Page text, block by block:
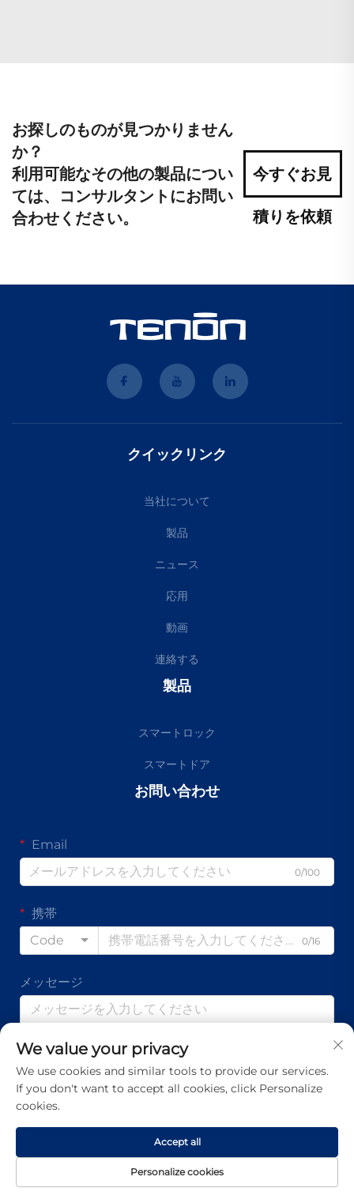
お探しのものが見つかりません
か？
利用可能なその他の製品につい
ては、コンサルタントにお問い
合わせください。
今すぐお見
積りを依頼
クイックリンク
当社について
製品
ニュース
応用
動画
連絡する
製品
スマートロック
スマートドア
お問い合わせ
Email
0/100
携帯
Code
0/16
メッセージ
著作権 © 広東アプテンオン科学技術有限公司 すべての権利予約 -
プライバシーポリシー
- ブログ
We value your privacy
We use cookies and similar tools to provide our services.
If you don't want to accept all cookies, click Personalize
cookies.
Personalize cookies
Accept all